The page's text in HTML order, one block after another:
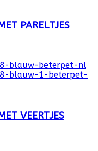
PARELTJES
VEERTJES